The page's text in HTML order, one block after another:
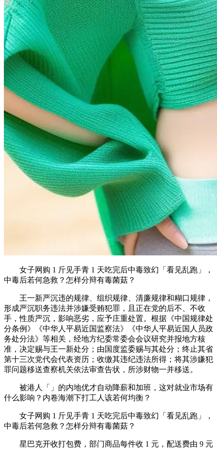
女子网购 1 斤见手青 1 天吃完后中毒致幻「看见乱跑」，
中毒后若何急救？怎样分辩有毒菌菇？
王一新严沉违的规律、组织规律、清廉规律和糊口规律，
形成严沉职务违法并涉嫌受贿犯罪，且正在党的后不、不收
手，性质严沉，影响恶劣，应予庄重处置。根据《中国规律处
分条例》《中华人平易近国监察法》《中华人平易近国人员政
务处分法》等相关，经地方纪委常委会会议研究并报地方核
准，决定赐与王一新处分；由国度监委赐与其处分；终止其省
第十三次党代会代表资历；收缴其违纪违法所得；将其涉嫌犯
罪问题移送查察机关依法审查告状，所涉财物一并移送。
被港人「」的内地优才自动降薪和加班，这对就业市场有
什么影响？内卷海潮下打工人该若何均衡？
女子网购 1 斤见手青 1 天吃完后中毒致幻「看见乱跑」，
中毒后若何急救？怎样分辩有毒菌菇？
星巴克开收打包费，部门商品每件收 1 元，配送费由 9 元